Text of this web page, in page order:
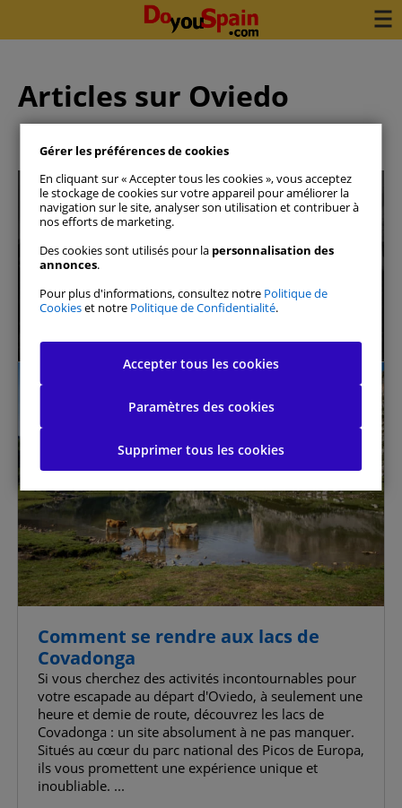
Articles sur Oviedo
Réservez votre voiture en 3
minutes
Voir les disponibilités
Oviedo
Comment se rendre aux lacs de
Covadonga
Si vous cherchez des activités incontournables pour
votre escapade au départ d'Oviedo, à seulement une
heure et demie de route, découvrez les lacs de
Covadonga : un site absolument à ne pas manquer.
Situés au cœur du parc national des Picos de Europa,
ils vous promettent une expérience unique et
inoubliable. ...
Gérer les préférences de cookies
En cliquant sur « Accepter tous les cookies », vous acceptez
le stockage de cookies sur votre appareil pour améliorer la
navigation sur le site, analyser son utilisation et contribuer à
nos efforts de marketing.
Des cookies sont utilisés pour la personnalisation des
annonces.
Pour plus d'informations, consultez notre Politique de
Cookieset notre Politique de Confidentialité.
Paramètres des cookies
Supprimer tous les cookies
Accepter tous les cookies
Gérer les préférences de consentement
Cookies strictement nécessaires Toujours actif
Cookies de performance
Cookies de fonctionnalité
Cookies pour une publicité ciblée
Cookies publicitaires avancés